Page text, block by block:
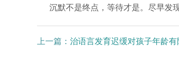
沉默不是终点，等待才是。尽早发
上一篇： 治语言发育迟缓对孩子年龄有